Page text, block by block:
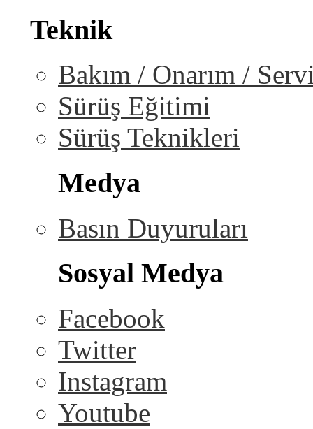
Teknik
Bakım / Onarım /
Sürüş Eğitimi
Sürüş Teknikleri
Medya
Basın Duyuruları
Sosyal Medya
Facebook
Twitter
Instagram
Youtube